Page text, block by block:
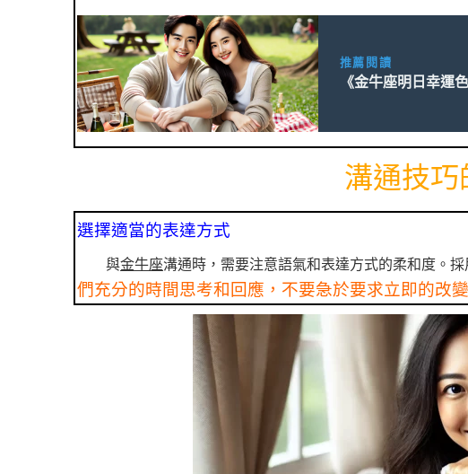
推薦閱讀
《金牛座明日幸運
溝通技
選擇適當的表達方式
與金牛座溝通時，需要注意語氣和表達方式的柔和度。
們充分的時間思考和回應，不要急於要求立即的改